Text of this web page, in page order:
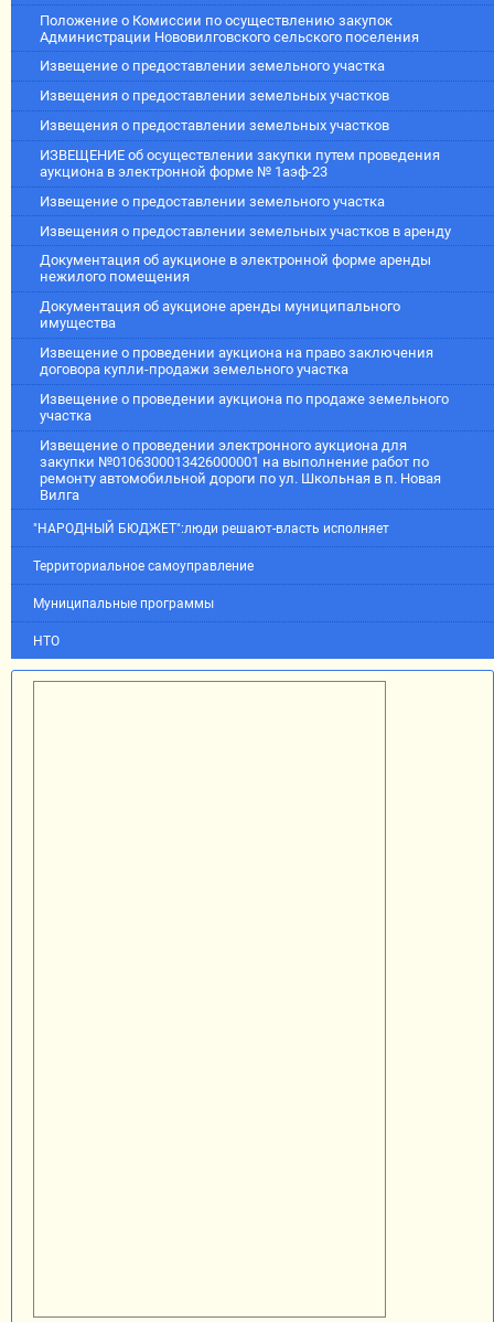
Положение о Комиссии по осуществлению закупок
Администрации Нововилговского сельского поселения
Извещение о предоставлении земельного участка
Извещения о предоставлении земельных участков
Извещения о предоставлении земельных участков
ИЗВЕЩЕНИЕ об осуществлении закупки путем проведения
аукциона в электронной форме № 1аэф-23
Извещение о предоставлении земельного участка
Извещения о предоставлении земельных участков в аренду
Документация об аукционе в электронной форме аренды
нежилого помещения
Документация об аукционе аренды муниципального
имущества
Извещение о проведении аукциона на право заключения
договора купли-продажи земельного участка
Извещение о проведении аукциона по продаже земельного
участка
Извещение о проведении электронного аукциона для
закупки №0106300013426000001 на выполнение работ по
ремонту автомобильной дороги по ул. Школьная в п. Новая
Вилга
"НАРОДНЫЙ БЮДЖЕТ":люди решают-власть исполняет
Территориальное самоуправление
Муниципальные программы
НТО